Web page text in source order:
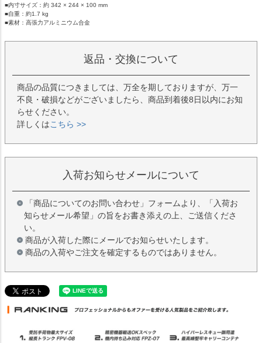
■内寸サイズ：約 342 × 244 × 100 mm
■自重：約1.7 kg
■素材：高張力アルミニウム合金
返品・交換について
商品の品質につきましては、万全を期しておりますが、万一
不良・破損などがございましたら、商品到着後8日以内にお知
らせください。
詳しくはこちら >>
入荷お知らせメールについて
「商品についてのお問い合わせ」フォームより、「入荷お
知らせメール希望」の旨をお書き添えの上、ご送信くださ
い。
商品が入荷した際にメールでお知らせいたします。
商品の入荷やご注文を確定するものではありません。